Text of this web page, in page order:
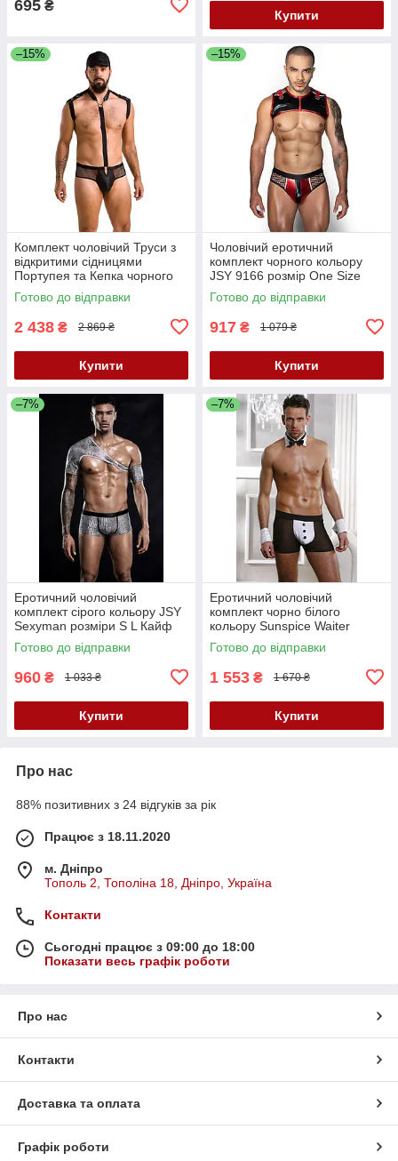
695 ₴
Купити
–15%
Комплект чоловічий Труси з
відкритими сідницями
Портупея та Кепка чорного
кольору Passion Set John
black 038 розміри XXL XXXL
Готово до відправки
2 438 ₴ 2 869 ₴
Купити
–15%
Чоловічий еротичний
комплект чорного кольору
JSY 9166 розмір One Size
Кайф
Готово до відправки
917 ₴ 1 079 ₴
Купити
–7%
Еротичний чоловічий
комплект сірого кольору JSY
Sexyman розміри S L Кайф
Готово до відправки
960 ₴ 1 033 ₴
Купити
–7%
Еротичний чоловічий
комплект чорно білого
кольору Sunspice Waiter
розмір S M Кайф
Готово до відправки
1 553 ₴ 1 670 ₴
Купити
Про нас
88% позитивних з 24 відгуків за рік
Працює з 18.11.2020
м. Дніпро
Тополь 2, Тополіна 18, Дніпро, Україна
Контакти
Сьогодні працює з 09:00 до 18:00
Показати весь графік роботи
Про нас
Контакти
Доставка та оплата
Графік роботи